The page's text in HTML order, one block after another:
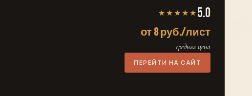
★★★★★ 5.0
от 8 руб./лист
средняя цена
ПЕРЕЙТИ НА САЙТ